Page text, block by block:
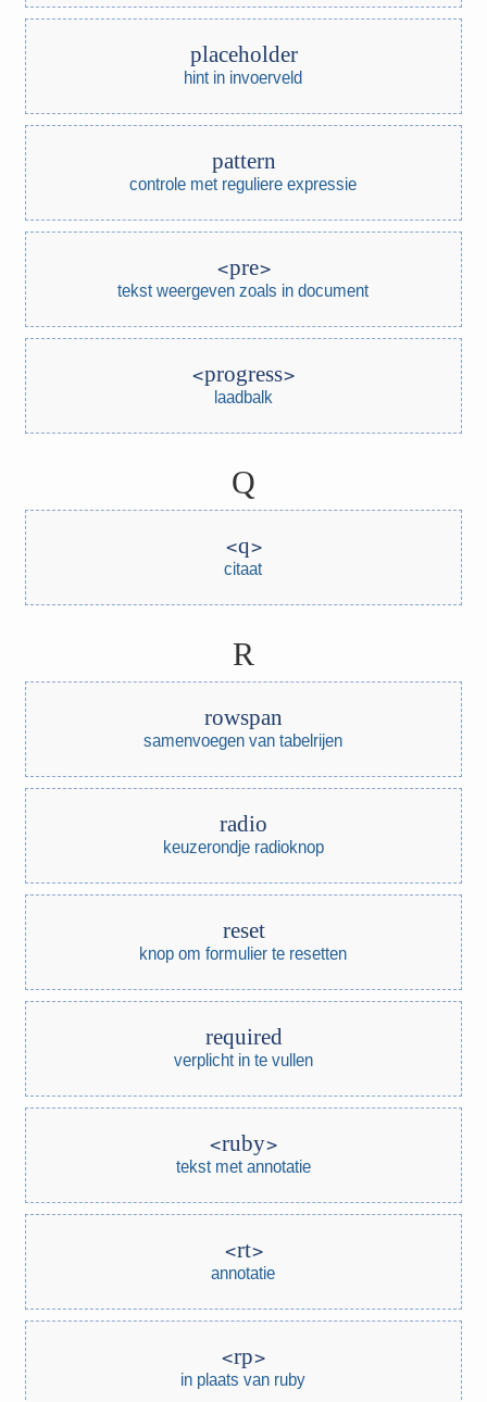
placeholder
hint in invoerveld
pattern
controle met reguliere expressie
pre
tekst weergeven zoals in document
progress
laadbalk
Q
q
citaat
R
rowspan
samenvoegen van tabelrijen
radio
keuzerondje radioknop
reset
knop om formulier te resetten
required
verplicht in te vullen
ruby
tekst met annotatie
rt
annotatie
rp
in plaats van ruby